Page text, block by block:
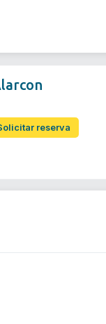
reserva